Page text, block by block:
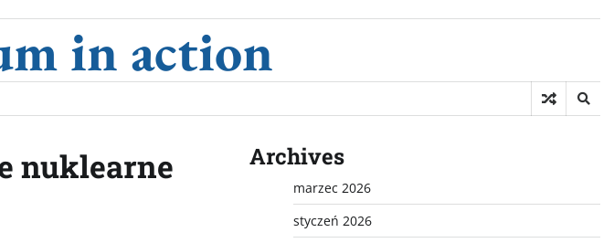
in action
nuklearne
Archives
marzec 2026
styczeń 2026